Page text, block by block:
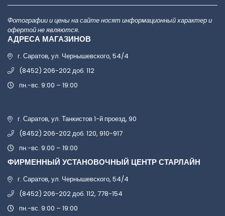
Фотографии и цены на сайте носят информационный характер и
офертой не являются.
АДРЕСА МАГАЗИНОВ
г. Саратов, ул. Чернышевского, 54/4
(8452) 206-202 доб. 112
пн.-вс. 9:00 – 19:00
г. Саратов, ул. Танкистов 1-й проезд, 90
(8452) 206-202 доб. 120, 910-917
пн.-вс. 9:00 – 19:00
ФИРМЕННЫЙ УСТАНОВОЧНЫЙ ЦЕНТР СТАРЛАЙН
г. Саратов, ул. Чернышевского, 54/4
(8452) 206-202 доб. 112, 778-154
пн.-вс. 9:00 – 19:00